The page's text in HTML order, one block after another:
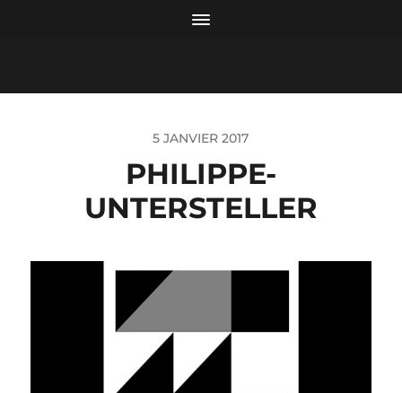
5 JANVIER 2017
PHILIPPE-
UNTERSTELLER